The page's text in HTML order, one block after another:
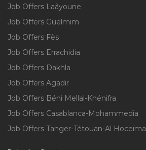
Job Offers Laâyoune
Job Offers Guelmim
Job Offers Fès
Job Offers Errachidia
Job Offers Dakhla
Job Offers Agadir
Job Offers Béni Mellal-Khénifra
Job Offers Casablanca-Mohammedia
Job Offers Tanger-Tétouan-Al Hoceïma